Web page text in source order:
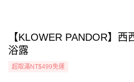
【KLOWER PANDOR】
浴露
超取滿NT$499免運